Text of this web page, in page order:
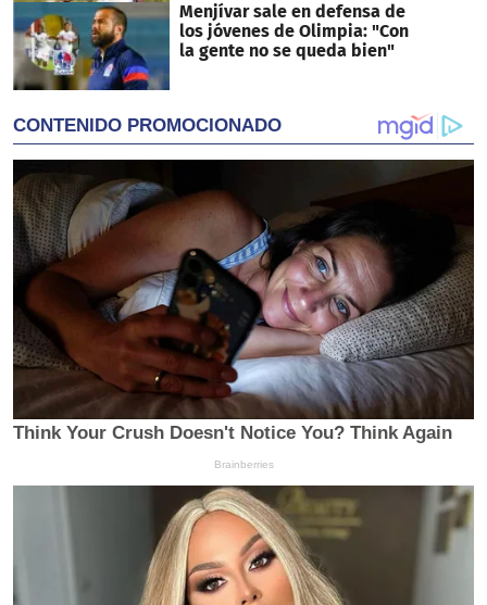
Menjívar sale en defensa de
los jóvenes de Olimpia: "Con
la gente no se queda bien"